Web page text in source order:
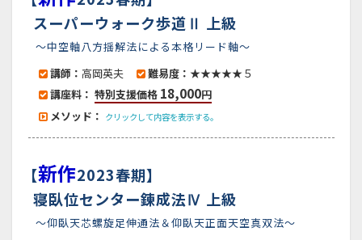
スーパーウォーク歩道Ⅱ 上級
～中空軸八方揺解法による本格リード軸～
講師： 高岡英夫 難易度： ★★★★★５
講座料： 特別支援価格 18,000円
メソッド： クリックして内容を表示する。
【新作2023春期】
寝臥位センター錬成法Ⅳ 上級
～仰臥天芯螺旋足伸通法＆仰臥天正面天空真双法～